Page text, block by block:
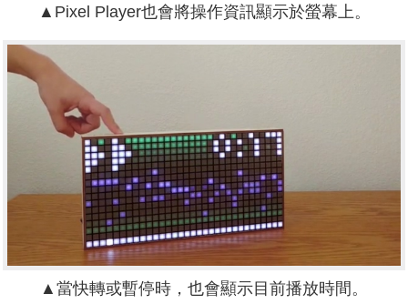
▲Pixel Player也會將操作資訊顯示於螢幕上。
▲當快轉或暫停時，也會顯示目前播放時間。